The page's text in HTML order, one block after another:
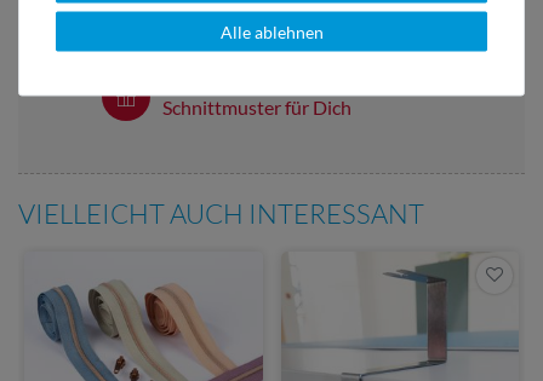
Über 98% positive
Bewertungen
Schnittmuster für Dich
VIELLEICHT AUCH INTERESSANT
Alle ablehnen